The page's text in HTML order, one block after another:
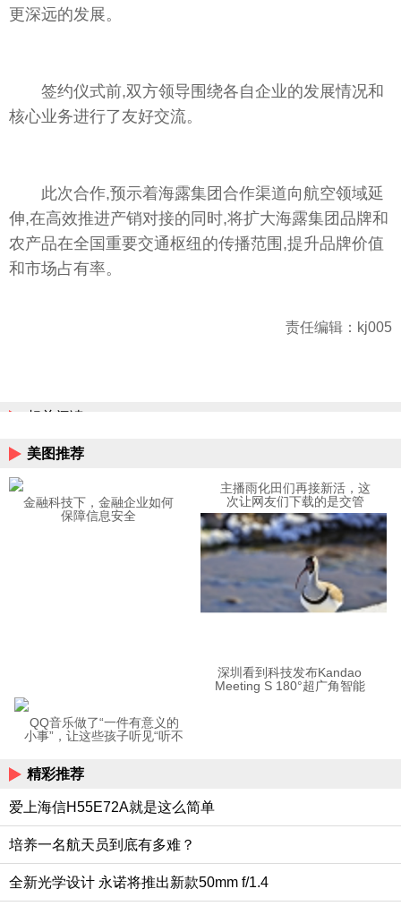
更深远的发展。
签约仪式前,双方领导围绕各自企业的发展情况和
核心业务进行了友好交流。
此次合作,预示着海露集团合作渠道向航空领域延
伸,在高效推进产销对接的同时,将扩大海露集团品牌和
农产品在全国重要交通枢纽的传播范围,提升品牌价值
和市场占有率。
责任编辑：kj005
相关阅读
美图推荐
金融科技下，金融企业如何
保障信息安全
主播雨化田们再接新活，这
次让网友们下载的是交管
12123APP
深圳看到科技发布Kandao
Meeting S 180°超广角智能
QQ音乐做了“一件有意义的
小事”，让这些孩子听见“听不
精彩推荐
爱上海信H55E72A就是这么简单
培养一名航天员到底有多难？
全新光学设计 永诺将推出新款50mm f/1.4